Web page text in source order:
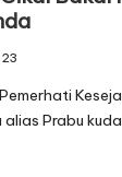
Prabu